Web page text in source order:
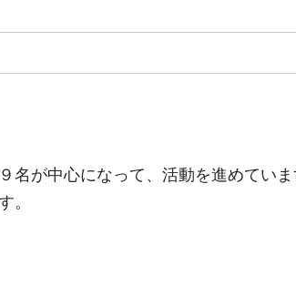
中心になって、活動を進めていま
。